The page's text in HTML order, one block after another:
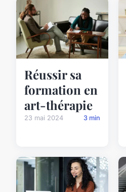
Réussir sa
formation en
art-thérapie
23 mai 2024 3 min